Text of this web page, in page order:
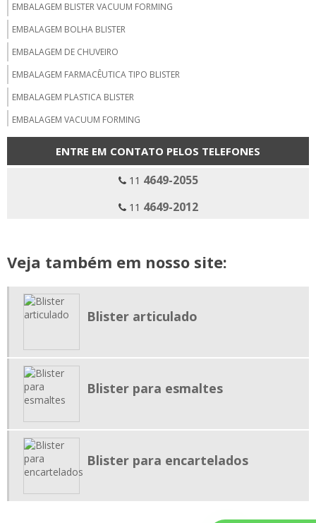
EMBALAGEM BLISTER VACUUM FORMING
EMBALAGEM BOLHA BLISTER
EMBALAGEM DE CHUVEIRO
EMBALAGEM FARMACÊUTICA TIPO BLISTER
EMBALAGEM PLASTICA BLISTER
EMBALAGEM VACUUM FORMING
EMPRESA DE VACUUM FORMING SP
EMPRESA EMBALAGEM BLISTER CLAMSHELL
EMPRESA EMBALAGEM BLISTER ENCARTELADO
EMPRESA EMBALAGEM BLISTER SP
FORNECEDOR DE BLISTER
FORNECEDOR EMBALAGEM BLISTER
PEÇAS TÉCNICAS EM VACUUM FORMING
ENTRE EM CONTATO PELOS TELEFONES
11 4649-2055
11 4649-2012
Veja também em nosso site:
Blister articulado
Blister para esmaltes
Blister para encartelados